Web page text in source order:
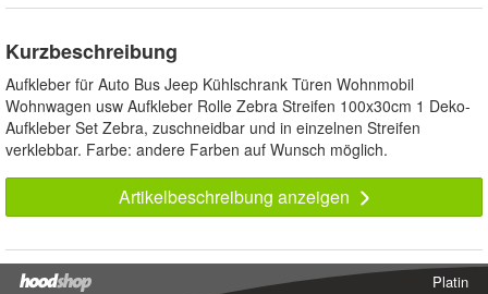
Kurzbeschreibung
Aufkleber für Auto Bus Jeep Kühlschrank Türen Wohnmobil
Wohnwagen usw Aufkleber Rolle Zebra Streifen 100x30cm 1 Deko-
Aufkleber Set Zebra, zuschneidbar und in einzelnen Streifen
verklebbar. Farbe: andere Farben auf Wunsch möglich.
Artikelbeschreibung anzeigen
Platin